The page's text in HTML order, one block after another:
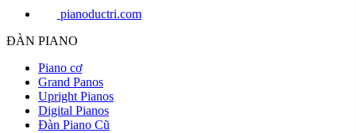
pianoductri.com
ĐÀN PIANO
Piano cơ
Grand Panos
Upright Pianos
Digital Pianos
Đàn Piano Cũ